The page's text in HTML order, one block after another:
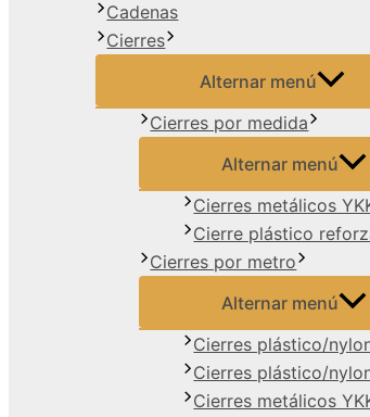
Cadenas
Cierres
Alternar menú
Cierres por medida
Alternar menú
Cierres metálicos
Cierre plástico
Cierres por metro
Alternar menú
Cierres plástico/
Cierres plástico/
Cierres metálicos